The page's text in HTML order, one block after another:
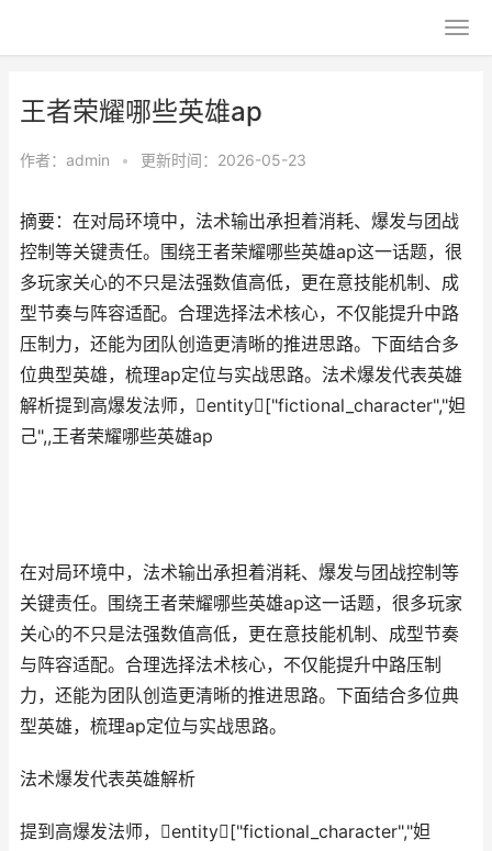
王者荣耀哪些英雄ap
作者： admin • 更新时间：2026-05-23
摘要：在对局环境中，法术输出承担着消耗、爆发与团战
控制等关键责任。围绕王者荣耀哪些英雄ap这一话题，很
多玩家关心的不只是法强数值高低，更在意技能机制、成
型节奏与阵容适配。合理选择法术核心，不仅能提升中路
压制力，还能为团队创造更清晰的推进思路。下面结合多
位典型英雄，梳理ap定位与实战思路。法术爆发代表英雄
解析提到高爆发法师，entity["fictional_character","妲
己",,王者荣耀哪些英雄ap
在对局环境中，法术输出承担着消耗、爆发与团战控制等
关键责任。围绕王者荣耀哪些英雄ap这一话题，很多玩家
关心的不只是法强数值高低，更在意技能机制、成型节奏
与阵容适配。合理选择法术核心，不仅能提升中路压制
力，还能为团队创造更清晰的推进思路。下面结合多位典
型英雄，梳理ap定位与实战思路。
法术爆发代表英雄解析
提到高爆发法师，entity["fictional_character","妲